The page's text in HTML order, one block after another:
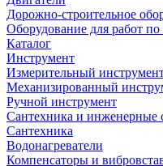
Дорожно-строительное
Оборудование для работ по
Каталог
Инструмент
Измерительный
Механизированный
Ручной инструмент
Сантехника и инженерные
Сантехника
Водонагреватели
Компенсаторы и